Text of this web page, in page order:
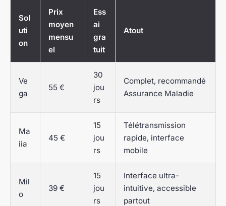
Sol
uti
on
Prix
moyen
mensu
el
Ess
ai
gra
tuit
Atout
Ve
ga
55 €
30
jou
rs
Complet, recommandé
Assurance Maladie
Ma
iia
45 €
15
jou
rs
Télétransmission
rapide, interface
mobile
Mil
o
39 €
15
jou
rs
Interface ultra-
intuitive, accessible
partout